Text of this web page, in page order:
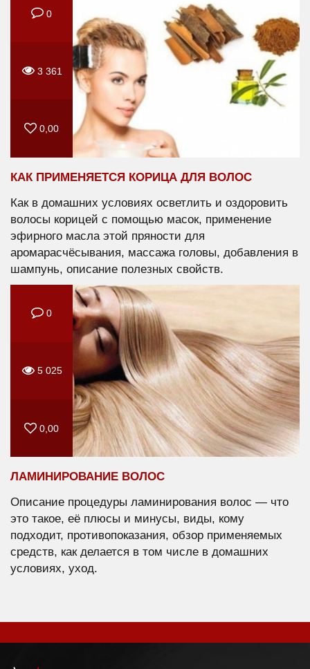
0
3 361
0,00
КАК ПРИМЕНЯЕТСЯ КОРИЦА ДЛЯ ВОЛОС
Как в домашних условиях осветлить и оздоровить
волосы корицей с помощью масок, применение
эфирного масла этой пряности для
аромарасчёсывания, массажа головы, добавления в
шампунь, описание полезных свойств.
0
5 025
0,00
ЛАМИНИРОВАНИЕ ВОЛОС
Описание процедуры ламинирования волос — что
это такое, её плюсы и минусы, виды, кому
подходит, противопоказания, обзор применяемых
средств, как делается в том числе в домашних
условиях, уход.